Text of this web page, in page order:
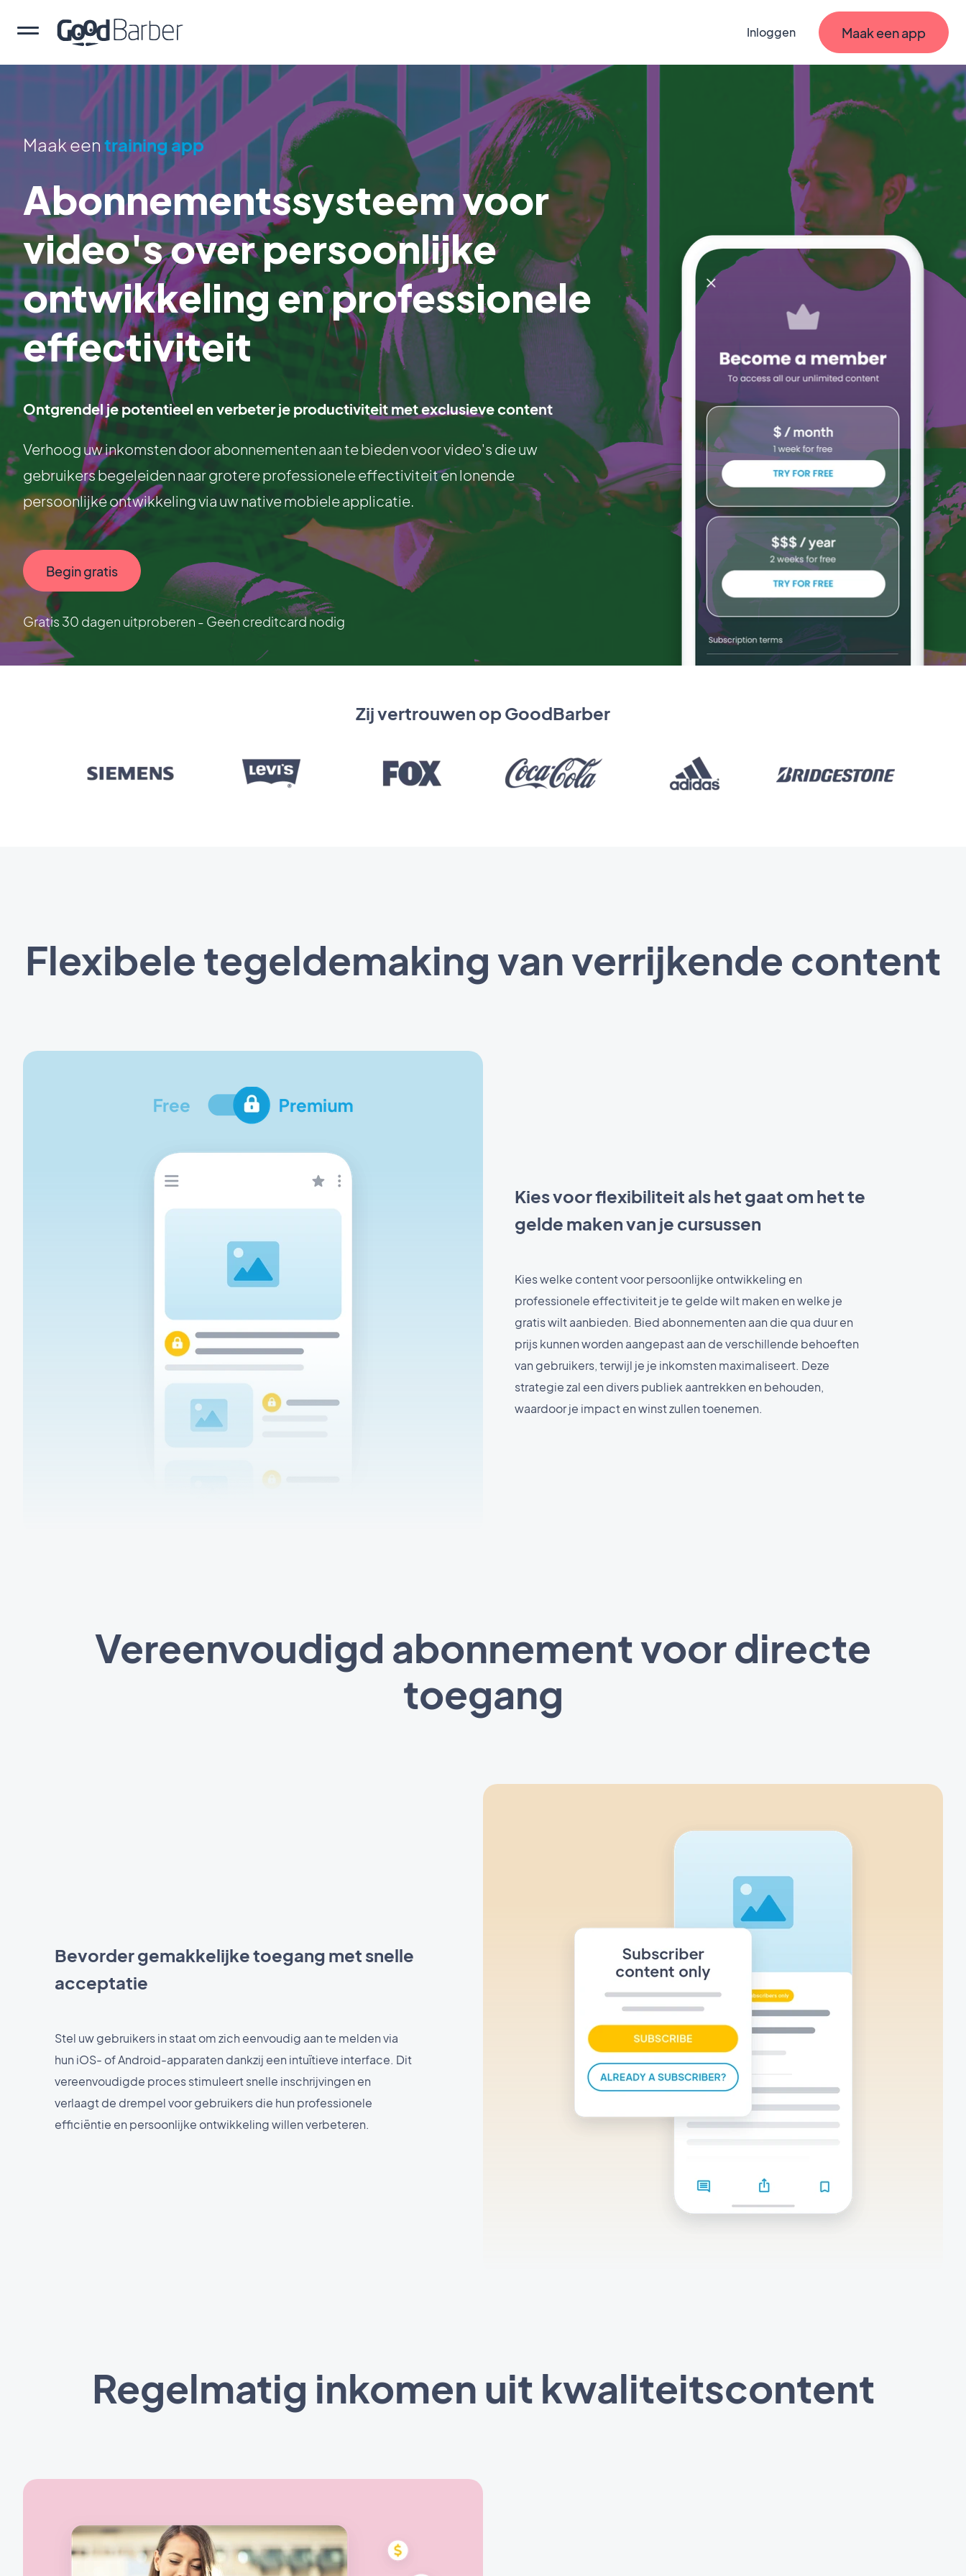
Inloggen Maak een app
Maak een training app
Abonnementssysteem voor
video's over persoonlijke
ontwikkeling en professionele
effectiviteit
Ontgrendel je potentieel en verbeter je productiviteit met exclusieve content
Verhoog uw inkomsten door abonnementen aan te bieden voor video's die uw
gebruikers begeleiden naar grotere professionele effectiviteit en lonende
persoonlijke ontwikkeling via uw native mobiele applicatie.
Begin gratis
Gratis 30 dagen uitproberen - Geen creditcard nodig
Zij vertrouwen op GoodBarber
Flexibele tegeldemaking van verrijkende content
Kies voor flexibiliteit als het gaat om het te
gelde maken van je cursussen
Kies welke content voor persoonlijke ontwikkeling en
professionele effectiviteit je te gelde wilt maken en welke je
gratis wilt aanbieden. Bied abonnementen aan die qua duur en
prijs kunnen worden aangepast aan de verschillende behoeften
van gebruikers, terwijl je je inkomsten maximaliseert. Deze
strategie zal een divers publiek aantrekken en behouden,
waardoor je impact en winst zullen toenemen.
Vereenvoudigd abonnement voor directe
toegang
Bevorder gemakkelijke toegang met snelle
acceptatie
Stel uw gebruikers in staat om zich eenvoudig aan te melden via
hun iOS- of Android-apparaten dankzij een intuïtieve interface. Dit
vereenvoudigde proces stimuleert snelle inschrijvingen en
verlaagt de drempel voor gebruikers die hun professionele
efficiëntie en persoonlijke ontwikkeling willen verbeteren.
Regelmatig inkomen uit kwaliteitscontent